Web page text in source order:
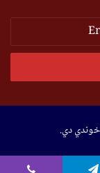
دي.